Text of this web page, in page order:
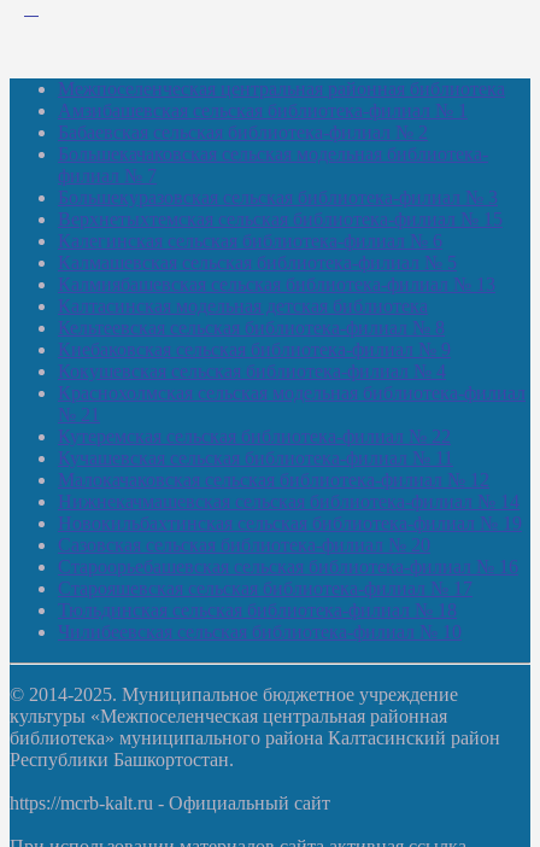
Межпоселенческая центральная районная библиотека
Амзибашевская сельская библиотека-филиал № 1
Бабаевская сельская библиотека-филиал № 2
Большекачаковская сельская модельная библиотека-
филиал № 7
Большекуразовская сельская библиотека-филиал № 3
Верхнетыхтемская сельская библиотека-филиал № 15
Калегинская сельская библиотека-филиал № 6
Калмашевская сельская библиотека-филиал № 5
Калмиябашевская сельская библиотека-филиал № 13
Калтасинская модельная детская библиотека
Кельтеевская сельская библиотека-филиал № 8
Киебаковская сельская библиотека-филиал № 9
Кокушевская сельская библиотека-филиал № 4
Краснохолмская сельская модельная библиотека-филиал
№ 21
Кутеремская сельская библиотека-филиал № 22
Кучашевская сельская библиотека-филиал № 11
Малокачаковская сельская библиотека-филиал № 12
Нижнекачмашевская сельская библиотека-филиал № 14
Новокильбахтинская сельская библиотека-филиал № 19
Сазовская сельская библиотека-филиал № 20
Староорьебашевская сельская библиотека-филиал № 16
Старояшевская сельская библиотека-филиал № 17
Тюльдинская сельская библиотека-филиал № 18
Чилибеевская сельская библиотека-филиал № 10
© 2014-2025. Муниципальное бюджетное учреждение
культуры «Межпоселенческая центральная районная
библиотека» муниципального района Калтасинский район
Республики Башкортостан.
https://mcrb-kalt.ru - Официальный сайт